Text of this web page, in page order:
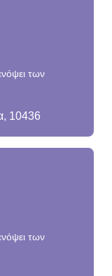
των
10436
των